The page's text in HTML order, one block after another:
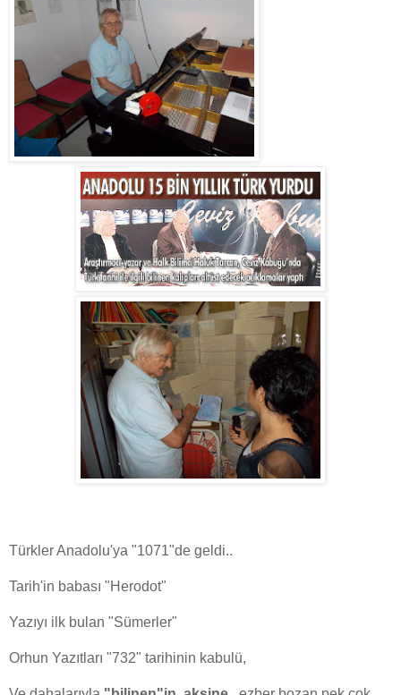
Türkler Anadolu'ya "1071"de geldi..
Tarih'in babası "Herodot"
Yazıyı ilk bulan "Sümerler"
Orhun Yazıtları "732" tarihinin kabulü,